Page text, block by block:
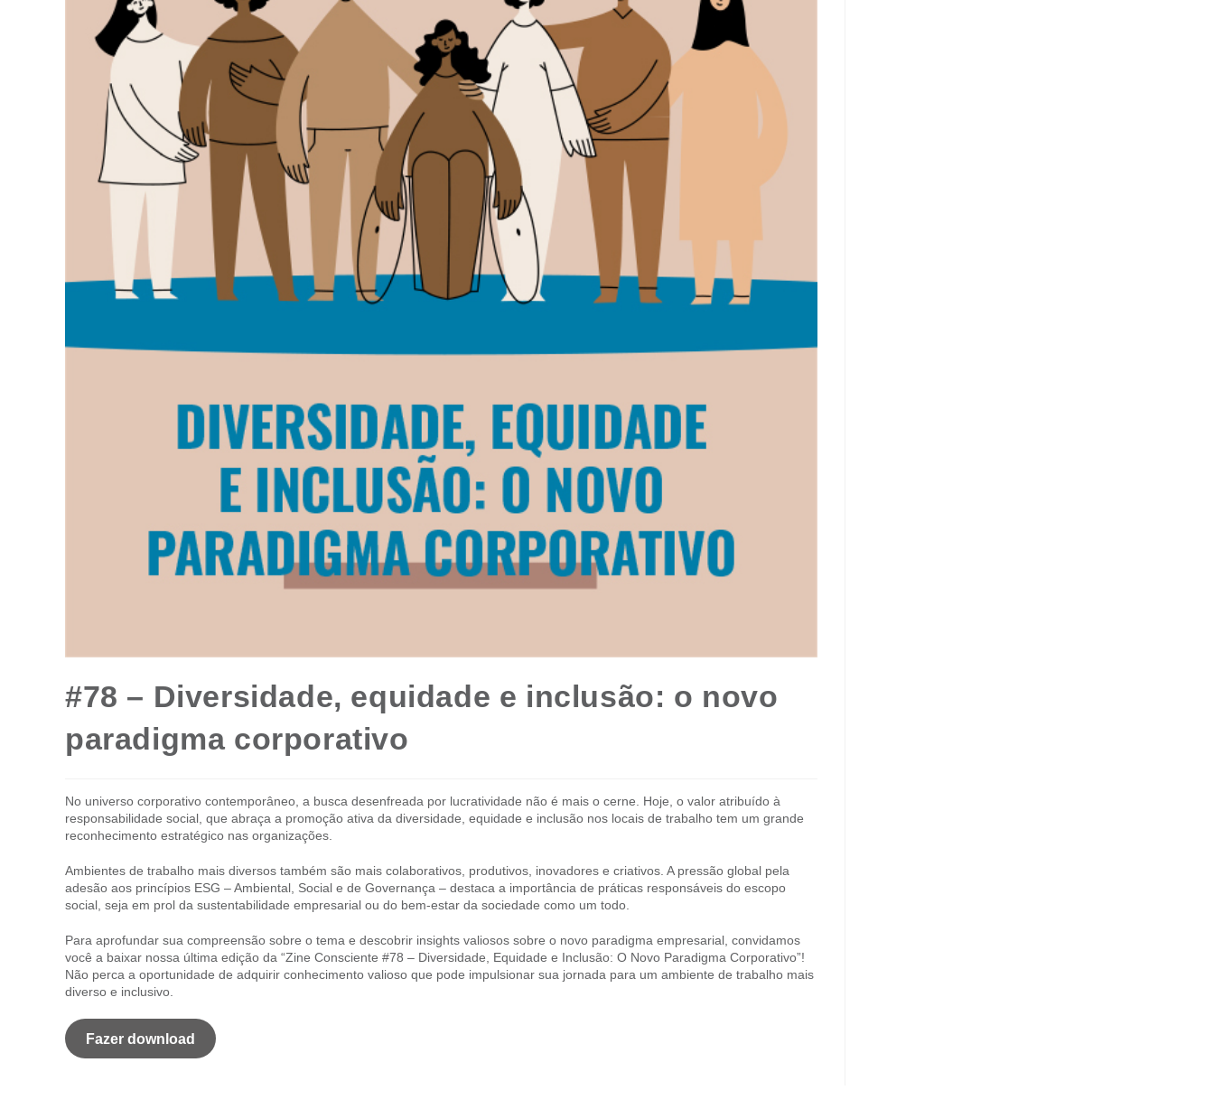
#78 – Diversidade, equidade e inclusão: o novo
paradigma corporativo
No universo corporativo contemporâneo, a busca desenfreada por lucratividade não é mais o cerne. Hoje, o valor atribuído à
responsabilidade social, que abraça a promoção ativa da diversidade, equidade e inclusão nos locais de trabalho tem um grande
reconhecimento estratégico nas organizações.
Ambientes de trabalho mais diversos também são mais colaborativos, produtivos, inovadores e criativos. A pressão global pela
adesão aos princípios ESG – Ambiental, Social e de Governança – destaca a importância de práticas responsáveis do escopo
social, seja em prol da sustentabilidade empresarial ou do bem-estar da sociedade como um todo.
Para aprofundar sua compreensão sobre o tema e descobrir insights valiosos sobre o novo paradigma empresarial, convidamos
você a baixar nossa última edição da “Zine Consciente #78 – Diversidade, Equidade e Inclusão: O Novo Paradigma Corporativo”!
Não perca a oportunidade de adquirir conhecimento valioso que pode impulsionar sua jornada para um ambiente de trabalho mais
diverso e inclusivo.
Fazer download